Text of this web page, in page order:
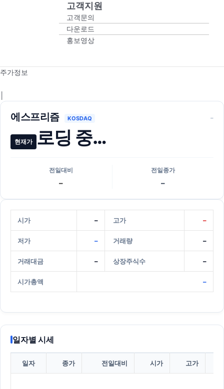
고객지원
고객문의
다운로드
홍보영상
주가정보
에스프리즘 KOSDAQ –
현재가 로딩 중…
전일대비
–
전일종가
–
시가 – 고가 –
저가 – 거래량 –
거래대금 – 상장주식수 –
시가총액 –
일자별 시세
일자 종가 전일대비 시가 고가